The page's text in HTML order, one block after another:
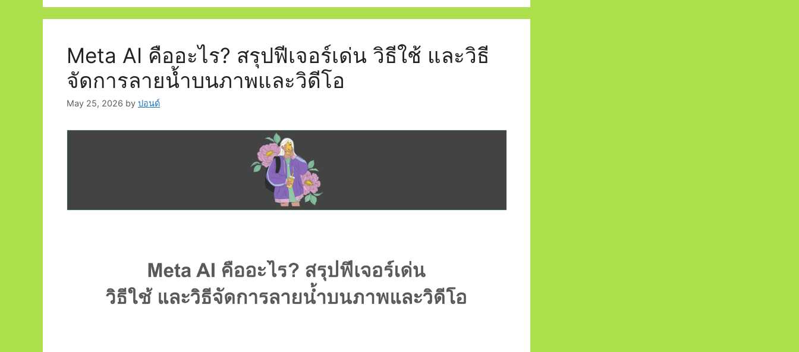
Meta AI คืออะไร? สรุปฟีเจอร์เด่น วิธีใช้ และวิธี
จัดการลายน้ำบนภาพและวิดีโอ
May 25, 2026 by ปอนด์